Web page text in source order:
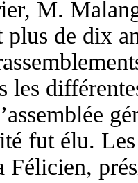
M.
plus de dix
les
fut élu.
Félicien,